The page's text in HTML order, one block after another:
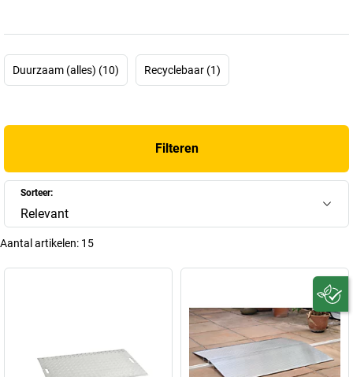
Duurzaam (alles) (10) Recyclebaar (1)
Filteren
Sorteer:
Relevant
Aantal artikelen: 15